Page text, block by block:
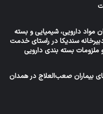
مواد دارویی، شیمیایی و بسته
سندیکا در راستای خدمت
ملزومات بسته بندی دارویی
بیماران صعب‌العلاج در همدان